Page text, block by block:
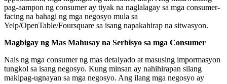
pag-aampon ng consumer ay tiyak na naglalagay sa mga consumer-
facing na bahagi ng mga negosyo mula sa
Yelp/OpenTable/Foursquare sa isang napakahirap na sitwasyon.
Magbigay ng Mas Mahusay na Serbisyo sa mga Consumer
Nais ng mga consumer ng mas detalyado at masusing impormasyon
tungkol sa isang negosyo. Kung minsan ay nahihirapan silang
makipag-ugnayan sa mga negosyo. Ang ilang mga negosyo ay